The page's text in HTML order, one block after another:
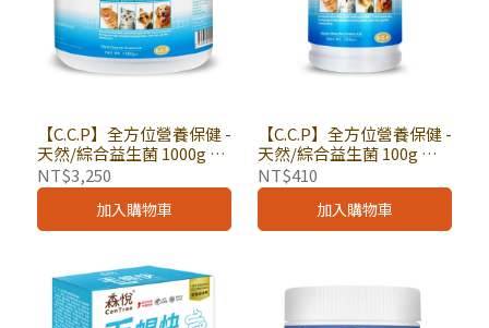
【C.C.P】全方位營養保健 -
天然/綜合益生菌 1000g ×
罐｜犬貓適用大容量營養
補充粉 寵物保健品 腸胃保
NT$3,250
加入購物車
【C.C.P】全方位營養保健 -
天然/綜合益生菌 100g ×
罐｜犬貓日常保養入門款
補充粉 寵物保健品 腸胃保
NT$410
加入購物車